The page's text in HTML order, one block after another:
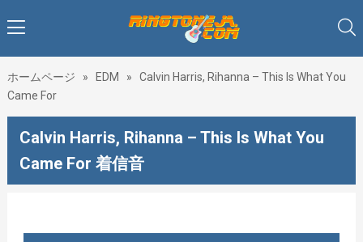
ホームページ » EDM »
Calvin Harris, Rihanna – This Is What You
Came For
Calvin Harris, Rihanna – This Is What You
Came For 着信音